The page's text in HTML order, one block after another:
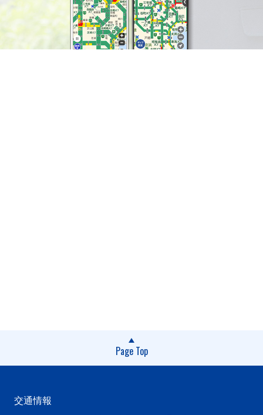
Page Top
交通情報